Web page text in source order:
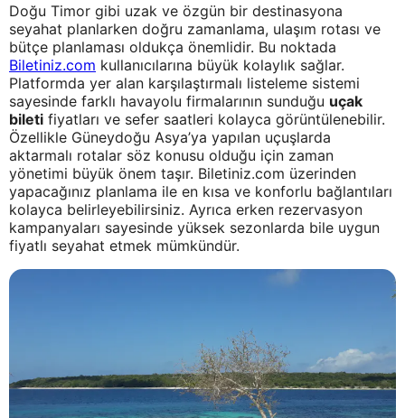
Doğu Timor gibi uzak ve özgün bir destinasyona
seyahat planlarken doğru zamanlama, ulaşım rotası ve
bütçe planlaması oldukça önemlidir. Bu noktada
Biletiniz.com kullanıcılarına büyük kolaylık sağlar.
Platformda yer alan karşılaştırmalı listeleme sistemi
sayesinde farklı havayolu firmalarının sunduğu uçak
bileti fiyatları ve sefer saatleri kolayca görüntülenebilir.
Özellikle Güneydoğu Asya’ya yapılan uçuşlarda
aktarmalı rotalar söz konusu olduğu için zaman
yönetimi büyük önem taşır. Biletiniz.com üzerinden
yapacağınız planlama ile en kısa ve konforlu bağlantıları
kolayca belirleyebilirsiniz. Ayrıca erken rezervasyon
kampanyaları sayesinde yüksek sezonlarda bile uygun
fiyatlı seyahat etmek mümkündür.